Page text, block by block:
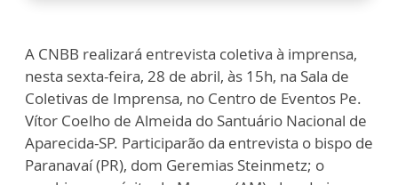
A CNBB realizará entrevista coletiva à imprensa,
nesta sexta-feira, 28 de abril, às 15h, na Sala de
Coletivas de Imprensa, no Centro de Eventos Pe.
Vítor Coelho de Almeida do Santuário Nacional de
Aparecida-SP. Participarão da entrevista o bispo de
Paranavaí (PR), dom Geremias Steinmetz; o